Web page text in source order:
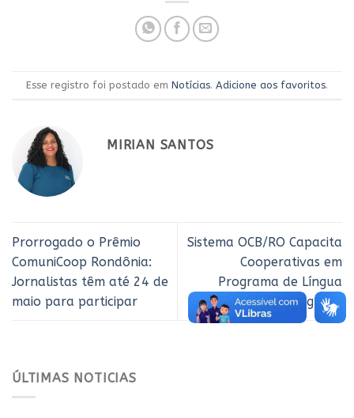
Esse registro foi postado em Notícias. Adicione aos favoritos.
MIRIAN SANTOS
Prorrogado o Prêmio
ComuniCoop Rondônia:
Jornalistas têm até 24 de
maio para participar
Sistema OCB/RO Capacita
Cooperativas em
Programa de Língua
Portuguesa
ÚLTIMAS NOTICIAS